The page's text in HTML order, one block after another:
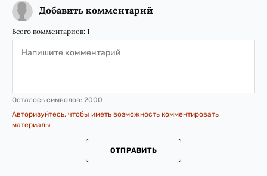
Добавить комментарий
Всего комментариев: 1
Осталось символов: 2000
Авторизуйтесь, чтобы иметь возможность комментировать
материалы
ОТПРАВИТЬ